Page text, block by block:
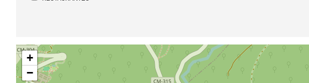
Saltar
mapa
+
−